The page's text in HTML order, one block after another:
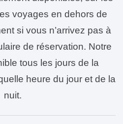
voyages en dehors de
si vous n’arrivez pas à
de réservation. Notre
tous les jours de la
heure du jour et de la
nuit.